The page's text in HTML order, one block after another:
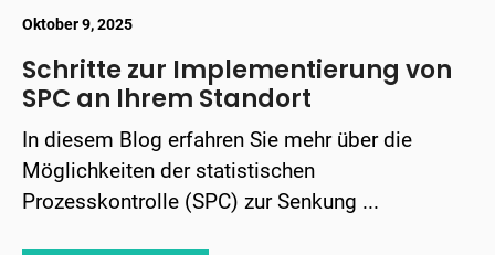
Oktober 9, 2025
Schritte zur Implementierung von
SPC an Ihrem Standort
In diesem Blog erfahren Sie mehr über die
Möglichkeiten der statistischen
Prozesskontrolle (SPC) zur Senkung ...